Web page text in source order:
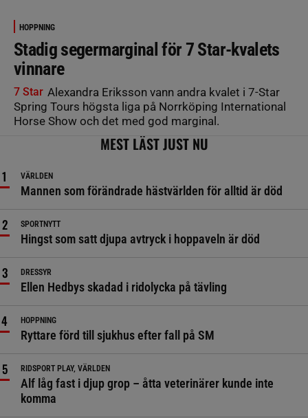
HOPPNING
Stadig segermarginal för 7 Star-kvalets
vinnare
7 Star Alexandra Eriksson vann andra kvalet i 7-Star
Spring Tours högsta liga på Norrköping International
Horse Show och det med god marginal.
MEST LÄST JUST NU
VÄRLDEN
Mannen som förändrade hästvärlden för alltid är död
SPORTNYTT
Hingst som satt djupa avtryck i hoppaveln är död
DRESSYR
Ellen Hedbys skadad i ridolycka på tävling
HOPPNING
Ryttare förd till sjukhus efter fall på SM
RIDSPORT PLAY, VÄRLDEN
Alf låg fast i djup grop – åtta veterinärer kunde inte
komma